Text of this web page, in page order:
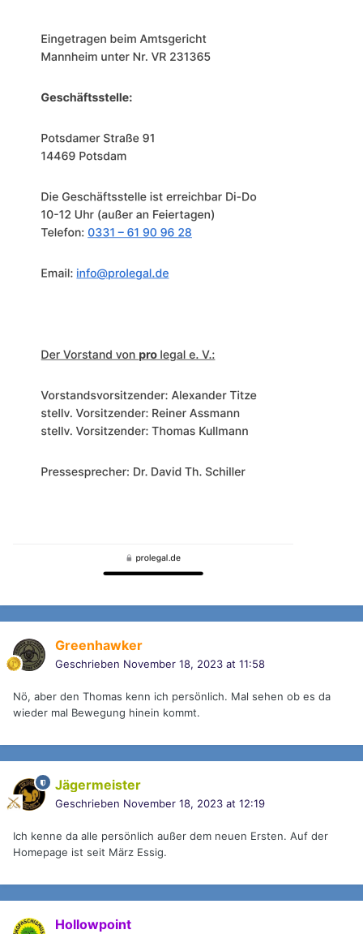
Greenhawker
Geschrieben November 18, 2023 at 11:58
Nö, aber den Thomas kenn ich persönlich. Mal sehen ob es da
wieder mal Bewegung hinein kommt.
Jägermeister
Geschrieben November 18, 2023 at 12:19
Ich kenne da alle persönlich außer dem neuen Ersten. Auf der
Homepage ist seit März Essig.
Hollowpoint